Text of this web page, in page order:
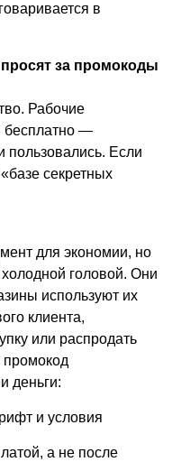
в
за промокоды
Рабочие
бесплатно —
пользовались. Если
секретных
для экономии, но
головой. Они
используют их
клиента,
или распродать
деньги:
и условия
а не после